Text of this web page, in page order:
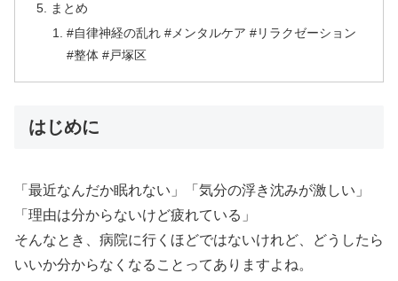
まとめ
#自律神経の乱れ #メンタルケア #リラクゼーション
#整体 #戸塚区
はじめに
「最近なんだか眠れない」「気分の浮き沈みが激しい」
「理由は分からないけど疲れている」
そんなとき、病院に行くほどではないけれど、どうしたら
いいか分からなくなることってありますよね。